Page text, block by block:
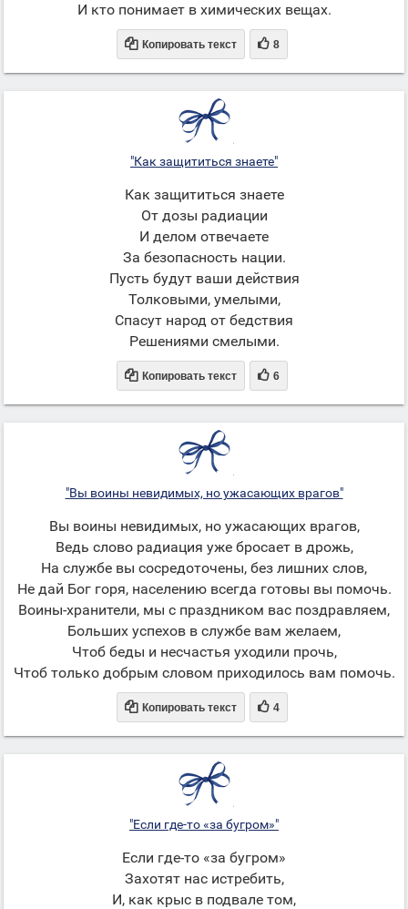
И кто понимает в химических вещах.
 Копировать текст  8
"Как защититься знаете"
Как защититься знаете
От дозы радиации
И делом отвечаете
За безопасность нации.
Пусть будут ваши действия
Толковыми, умелыми,
Спасут народ от бедствия
Решениями смелыми.
 Копировать текст  6
"Вы воины невидимых, но ужасающих врагов"
Вы воины невидимых, но ужасающих врагов,
Ведь слово радиация уже бросает в дрожь,
На службе вы сосредоточены, без лишних слов,
Не дай Бог горя, населению всегда готовы вы помочь.
Воины-хранители, мы с праздником вас поздравляем,
Больших успехов в службе вам желаем,
Чтоб беды и несчастья уходили прочь,
Чтоб только добрым словом приходилось вам помочь.
 Копировать текст  4
"Если где-то «за бугром»"
Если где-то «за бугром»
Захотят нас истребить,
И, как крыс в подвале том,